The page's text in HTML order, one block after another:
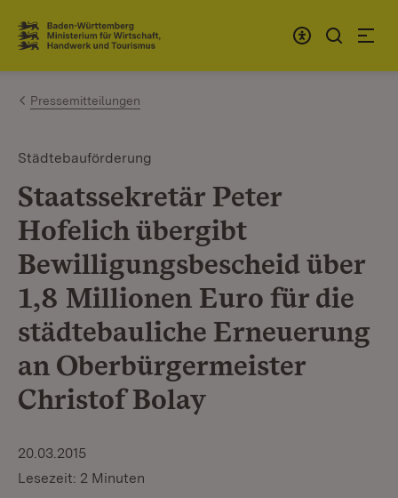
Zum Inhalt springen
Link zur Startseite
Pressemitteilungen
Städtebauförderung
Staatssekretär Peter
Hofelich übergibt
Bewilligungsbescheid über
1,8 Millionen Euro für die
städtebauliche Erneuerung
an Oberbürgermeister
Christof Bolay
20.03.2015
Lesezeit: 2 Minuten